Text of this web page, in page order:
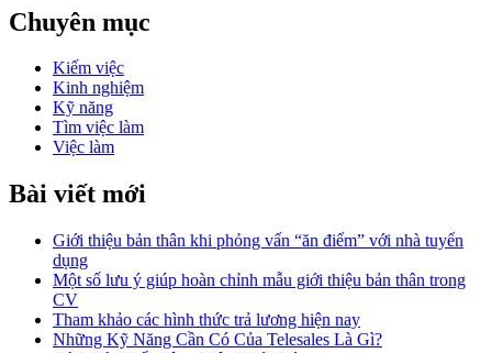
Chuyên mục
Kiếm việc
Kinh nghiệm
Kỹ năng
Tìm việc làm
Việc làm
Bài viết mới
Giới thiệu bản thân khi phỏng vấn “ăn điểm” với nhà tuyển
dụng
Một số lưu ý giúp hoàn chỉnh mẫu giới thiệu bản thân trong
CV
Tham khảo các hình thức trả lương hiện nay
Những Kỹ Năng Cần Có Của Telesales Là Gì?